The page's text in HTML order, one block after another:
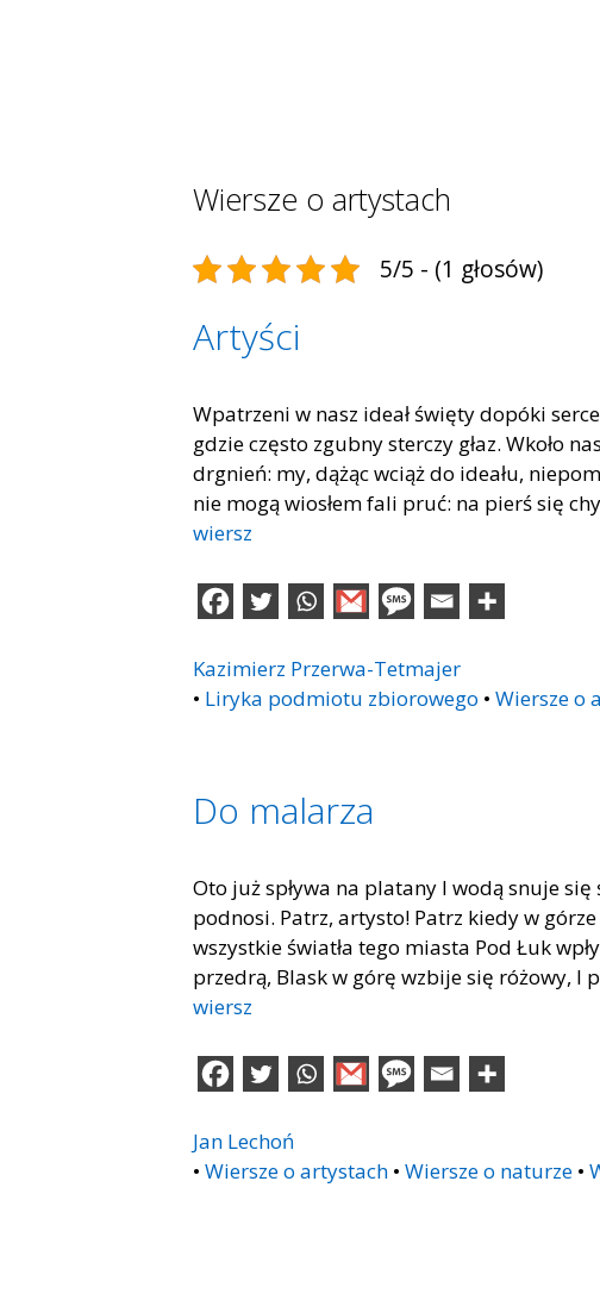
Wiersze o artystach
5/5 - (1 głosów)
Artyści
Wpatrzeni w nasz ideał święty dopóki
gdzie często zgubny sterczy głaz. Wkoło
drgnień: my, dążąc wciąż do ideału,
nie mogą wiosłem fali pruć: na pierś się
wiersz
Kazimierz Przerwa-Tetmajer
• Liryka podmiotu zbiorowego • Wiersze o
Do malarza
Oto już spływa na platany I wodą snuje
podnosi. Patrz, artysto! Patrz kiedy w
wszystkie światła tego miasta Pod Łuk
przedrą, Blask w górę wzbije się różowy, I
wiersz
Jan Lechoń
• Wiersze o artystach • Wiersze o naturze •